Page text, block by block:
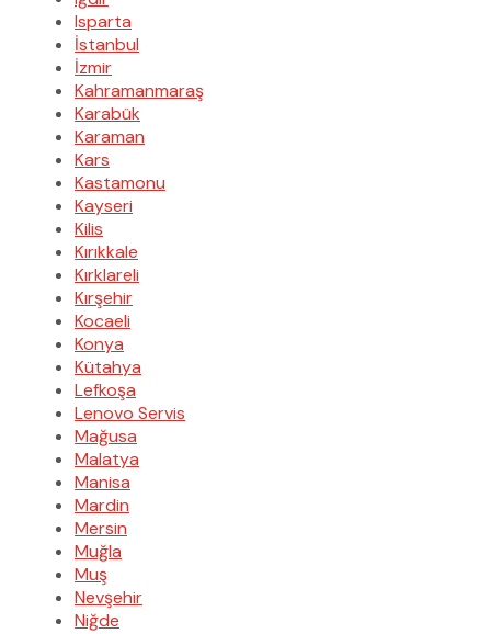
Isparta
İstanbul
İzmir
Kahramanmaraş
Karabük
Karaman
Kars
Kastamonu
Kayseri
Kilis
Kırıkkale
Kırklareli
Kırşehir
Kocaeli
Konya
Kütahya
Lefkoşa
Lenovo Servis
Mağusa
Malatya
Manisa
Mardin
Mersin
Muğla
Muş
Nevşehir
Niğde